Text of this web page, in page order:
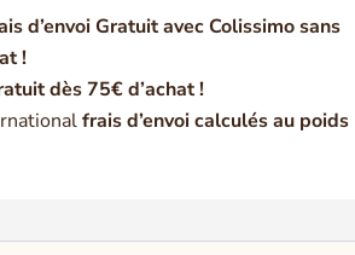
d’envoi Gratuit avec Colissimo sans
!
dès 75€ d’achat !
frais d’envoi calculés au poids